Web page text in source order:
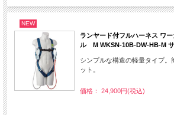
NEW
ランヤード付フルハーネス ワ
ル M WKSN-10B-DW-HB-M
シンプルな構造の軽量タイプ。
ット。
価格： 24,900円(税込)